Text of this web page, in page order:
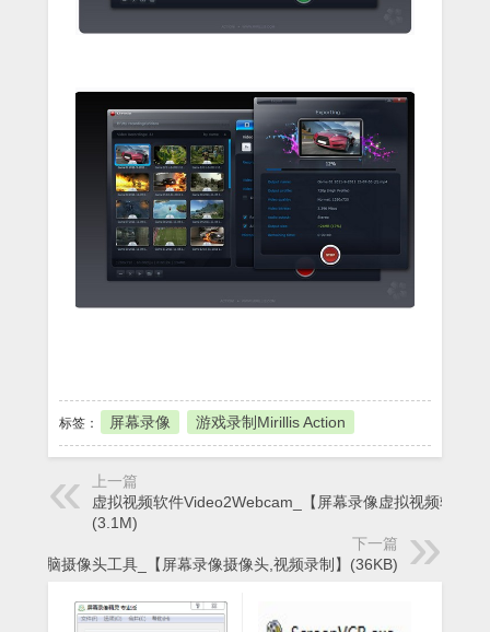
标签： 屏幕录像 游戏录制Mirillis Action
上一篇
虚拟视频软件Video2Webcam_【屏幕录像虚拟视频软件】
(3.1M)
下一篇
电脑摄像头工具_【屏幕录像摄像头,视频录制】(36KB)